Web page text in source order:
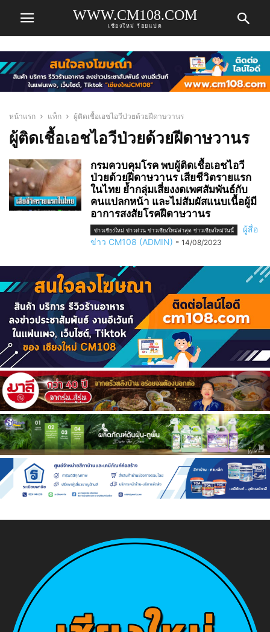
WWW.CM108.COM
เชียงใหม่ ร้อยแปด
หน้าแรก แท็ก ผู้ติดเชื้อเอชไอวีป่วยด้วยฝีดาษวานร
ผู้ติดเชื้อเอชไอวีป่วยด้วยฝีดาษวานร
กรมควบคุมโรค พบผู้ติดเชื้อเอชไอวี
ป่วยด้วยฝีดาษวานร เสียชีวิตรายแรก
ในไทย ย้ำกลุ่มเสี่ยงงดเพศสัมพันธ์กับ
คนแปลกหน้า และไม่สัมผัสแนบเนื้อผู้มี
อาการสงสัยโรคฝีดาษวานร
ข่าวเชียงใหม่ ข่าวด่วน ข่าวเชียงใหม่ล่าสุด ข่าวเชียงใหม่วันนี้
ผู้สื่อ
ข่าว CM108 (ADMIN) - 14/08/2023